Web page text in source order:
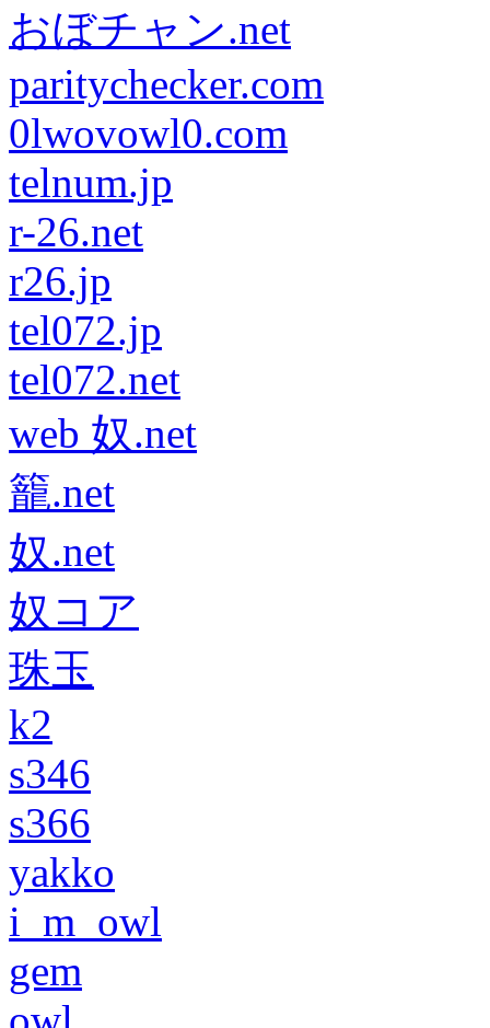
おぼチャン.net
paritychecker.com
0lwovowl0.com
telnum.jp
r-26.net
r26.jp
tel072.jp
tel072.net
web 奴.net
籠.net
奴.net
奴コア
珠玉
k2
s346
s366
yakko
i_m_owl
gem